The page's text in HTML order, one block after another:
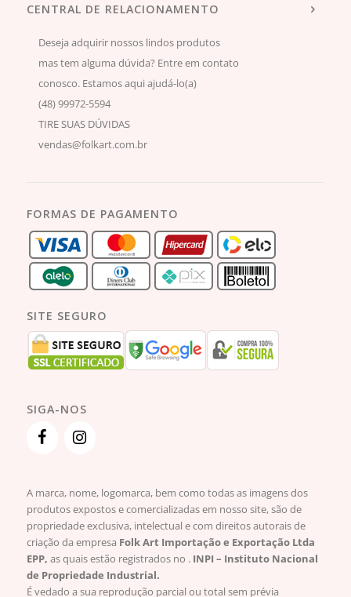
CENTRAL DE RELACIONAMENTO
Deseja adquirir nossos lindos produtos
mas tem alguma dúvida? Entre em contato
conosco. Estamos aqui ajudá-lo(a)
(48) 99972-5594
TIRE SUAS DÚVIDAS
vendas@folkart.com.br
FORMAS DE PAGAMENTO
SITE SEGURO
SIGA-NOS
A marca, nome, logomarca, bem como todas as imagens dos
produtos expostos e comercializadas em nosso site, são de
propriedade exclusiva, intelectual e com direitos autorais de
criação da empresa Folk Art Importação e Exportação Ltda
EPP, as quais estão registrados no . INPI – Instituto Nacional
de Propriedade Industrial.
É vedado a sua reprodução parcial ou total sem prévia